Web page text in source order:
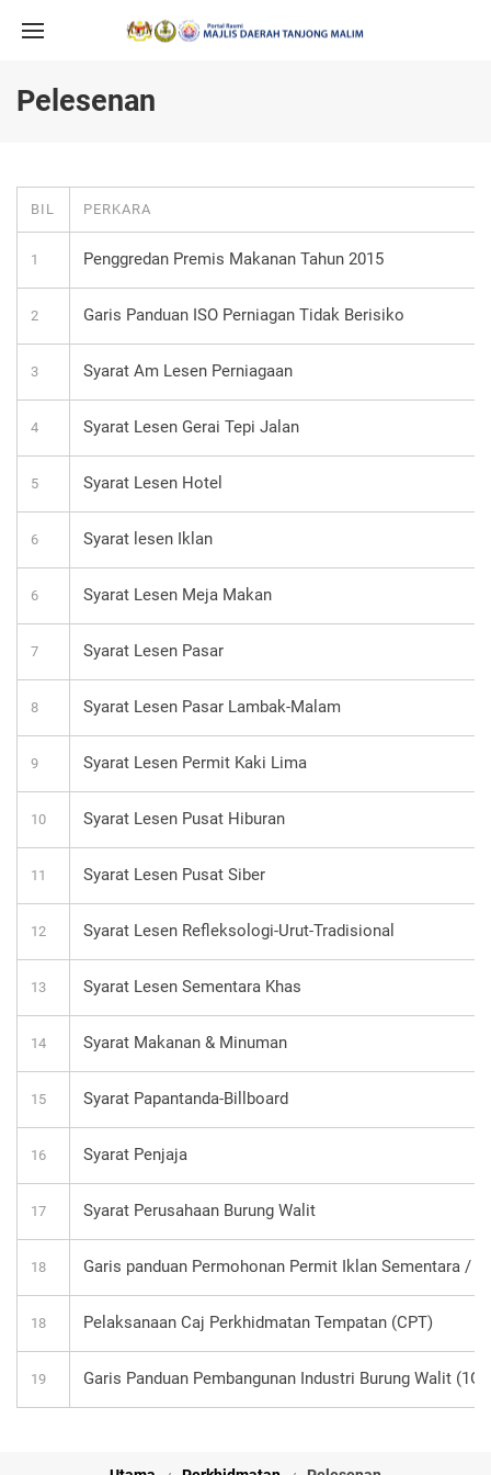
Pelesenan
BIL PERKARA
1 Penggredan Premis Makanan Tahun 2015
2 Garis Panduan ISO Perniagan Tidak Berisiko
3 Syarat Am Lesen Perniagaan
4 Syarat Lesen Gerai Tepi Jalan
5 Syarat Lesen Hotel
6 Syarat lesen Iklan
6 Syarat Lesen Meja Makan
7 Syarat Lesen Pasar
8 Syarat Lesen Pasar Lambak-Malam
9 Syarat Lesen Permit Kaki Lima
10 Syarat Lesen Pusat Hiburan
11 Syarat Lesen Pusat Siber
12 Syarat Lesen Refleksologi-Urut-Tradisional
13 Syarat Lesen Sementara Khas
14 Syarat Makanan & Minuman
15 Syarat Papantanda-Billboard
16 Syarat Penjaja
17 Syarat Perusahaan Burung Walit
18 Garis panduan Permohonan Permit Iklan Sementara /
18 Pelaksanaan Caj Perkhidmatan Tempatan (CPT)
19 Garis Panduan Pembangunan Industri Burung Walit